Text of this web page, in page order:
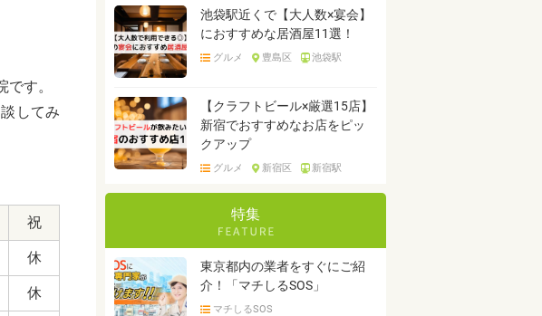
す。
してみ
祝
休
休
池袋駅近くで【大人数×宴会】
におすすめな居酒屋11選！
グルメ 豊島区 池袋駅
【クラフトビール×厳選15店】
新宿でおすすめなお店をピッ
クアップ
グルメ 新宿区 新宿駅
特集
東京都内の業者をすぐにご紹
介！「マチしるSOS」
マチしるSOS